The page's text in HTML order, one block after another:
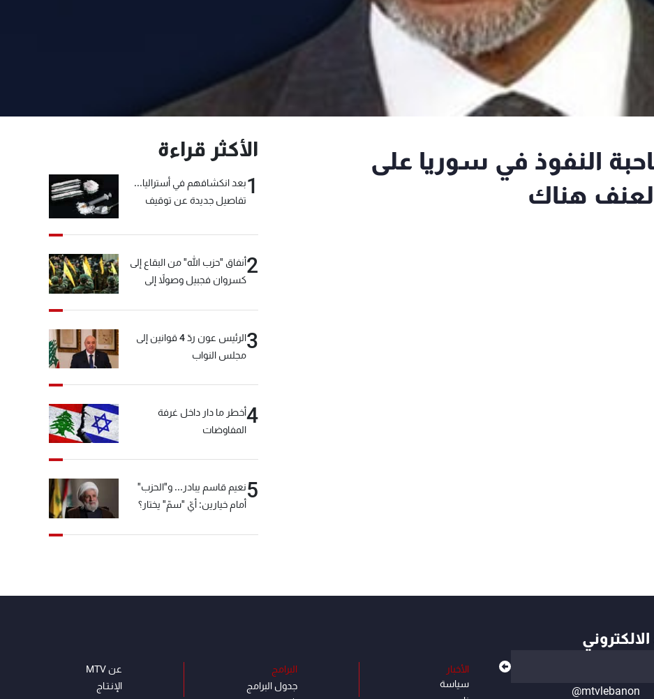
النفوذ في سوريا على
هناك
الأكثر قراءة
1بعد انكشافهم في أستراليا...
تفاصيل جديدة عن توقيف
2أنفاق "حزب الله" من البقاع إلى
كسروان فجبيل وصولاً إلى
3
الرئيس عون ردّ 4 قوانين إلى
مجلس النواب
4أخطر ما دار داخل غرفة
المفاوضات
5نعيم قاسم يبادر... و"الحزب"
أمام خيارين: أيّ "سمّ" يختار؟
@mtvlebanon
الأخبار
سياسة
البرامج
جدول البرامج
عن MTV
الإنـتـاج